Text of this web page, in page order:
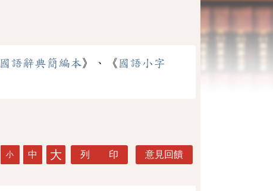
國語辭典簡編本》、《 國語小字
小 中 大 列 印 意見回饋